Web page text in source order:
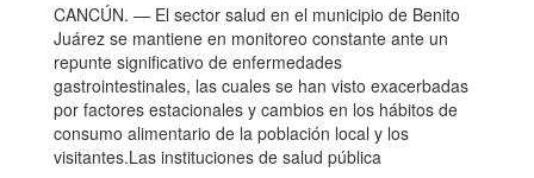
CANCÚN. — El sector salud en el municipio de Benito
Juárez se mantiene en monitoreo constante ante un
repunte significativo de enfermedades
gastrointestinales, las cuales se han visto exacerbadas
por factores estacionales y cambios en los hábitos de
consumo alimentario de la población local y los
visitantes.Las instituciones de salud pública